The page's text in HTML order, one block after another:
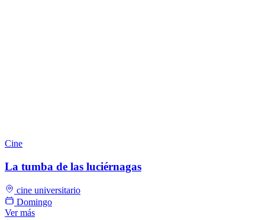
Cine
La tumba de las luciérnagas
cine universitario
Domingo
Ver más